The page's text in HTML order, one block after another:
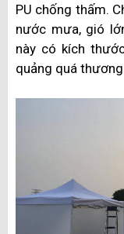
PU chống thấm.
nước mưa, gió
này có kích
quảng quá thương